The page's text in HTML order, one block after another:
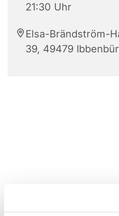
21:30 Uhr
Elsa-Brändström-
39, 49479